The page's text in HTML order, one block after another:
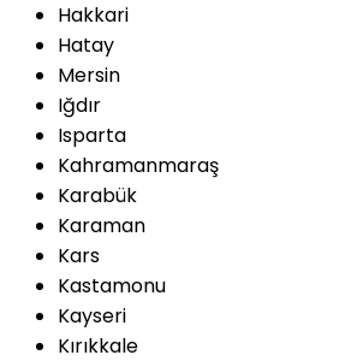
Hakkari
Hatay
Mersin
Iğdır
Isparta
Kahramanmaraş
Karabük
Karaman
Kars
Kastamonu
Kayseri
Kırıkkale